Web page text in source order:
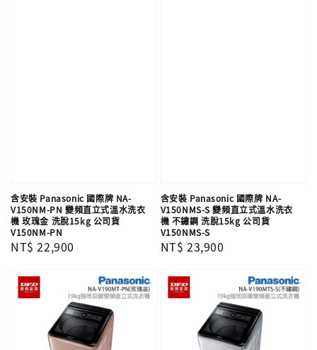
含安裝 Panasonic 國際牌 NA-
V150NM-PN 變頻直立式溫水洗衣
機 玫瑰金 洗脫15kg 公司貨
V150NM-PN
Regular
NT$ 22,900
含安裝 Panasonic 國際牌 NA-
V150NMS-S 變頻直立式溫水洗衣
機 不鏽鋼 洗脫15kg 公司貨
V150NMS-S
Regular
NT$ 23,900